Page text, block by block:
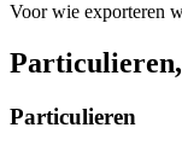
Voor wie exporteren
Particulieren